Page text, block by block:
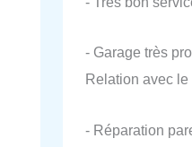
- Garage très
Relation avec
- Réparation